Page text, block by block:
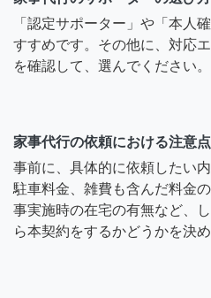
「認定サポーター」や「本人
すすめです。その他に、対応
を確認して、選んでください。
家事代行の依頼における注意
事前に、具体的に依頼したい
駐車料金、雑費も含んだ料金
事実施時の在宅の有無など、
ら本契約をするかどうかを決め